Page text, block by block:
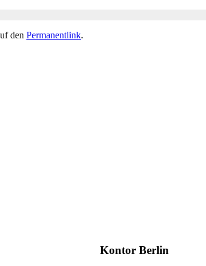
den Permanentlink.
Kontor Berlin